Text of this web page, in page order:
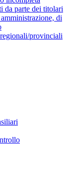
da parte dei titolari
di
provinciali